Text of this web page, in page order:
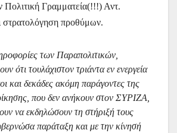
Πολιτική Γραμματεία(!!!) Αντ.
στρατολόγηση προθύμων.
των Παραπολιτικών,
ότι τουλάχιστον τριάντα εν ενεργεία
και δεκάδες ακόμη παράγοντες της
που δεν ανήκουν στον ΣΥΡΙΖΑ,
να εκδηλώσουν τη στήριξή τους
παράταξη και με την κίνησή